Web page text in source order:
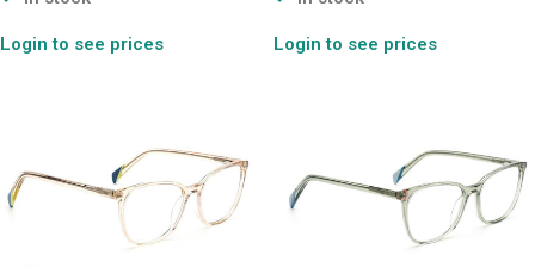
Login to see prices Login to see prices